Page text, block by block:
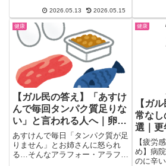
2026.05.13 2026.05.15
健康
【ガル民の答え】「あすけ
んで毎回タンパク質足りな
い」と言われる人へ｜卵・
納豆・ササミ・プロテイン
の実用ガチ回答集
あすけんで毎日「タンパク質が足
りません」とお姉さんに怒られ
る…そんなアラフォー・アラフィ
健康
【ガ
常なし
選｜更
状腺
【疲労
め】病
のに辛